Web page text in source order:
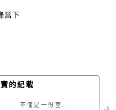
當下
的紀載
不僅是一份室...